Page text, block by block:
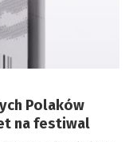
Polaków
na festiwal